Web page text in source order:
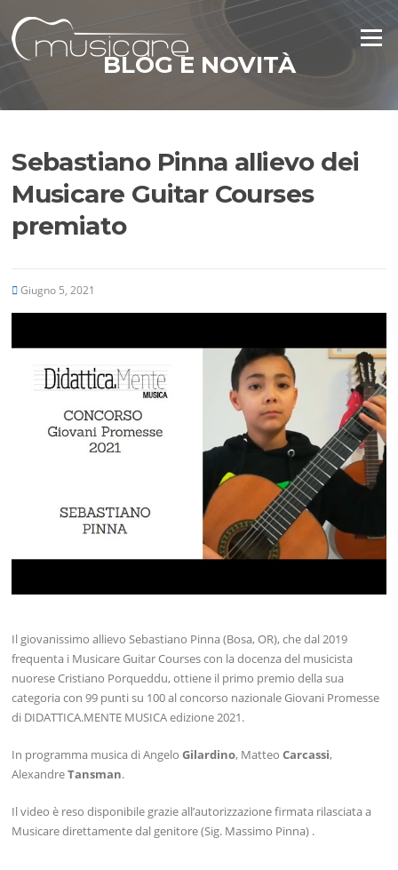
contenuto
Menu
BLOG E NOVITÀ
Sebastiano Pinna allievo dei
Musicare Guitar Courses
premiato
Giugno 5, 2021
Il giovanissimo allievo Sebastiano Pinna (Bosa, OR), che dal 2019
frequenta i Musicare Guitar Courses con la docenza del musicista
nuorese Cristiano Porqueddu, ottiene il primo premio della sua
categoria con 99 punti su 100 al concorso nazionale Giovani Promesse
di DIDATTICA.MENTE MUSICA edizione 2021.
In programma musica di AngeloGilardino, MatteoCarcassi,
AlexandreTansman.
Il video è reso disponibile grazie all’autorizzazione firmata rilasciata a
Musicare direttamente dal genitore (Sig. Massimo Pinna) .